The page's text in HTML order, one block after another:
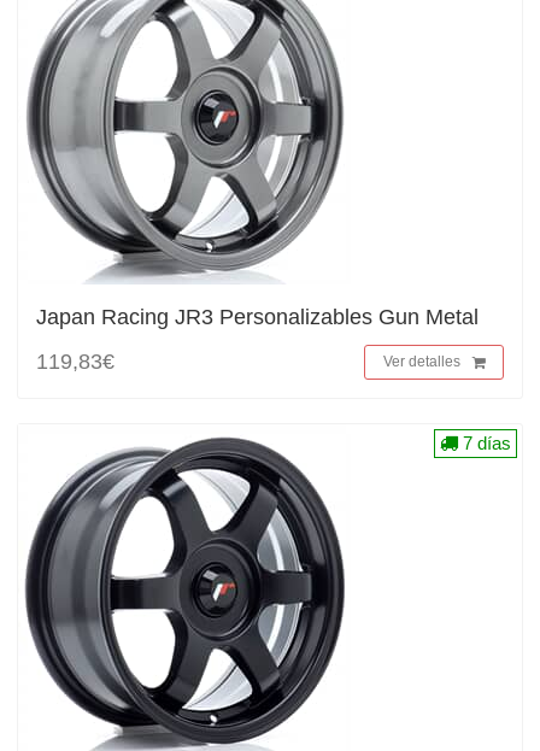
Japan Racing JR3 Personalizables Gun Metal
119,83€
Ver detalles
7 días